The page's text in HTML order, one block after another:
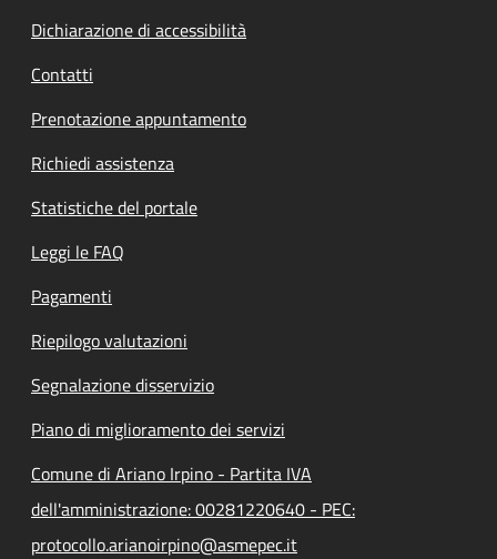
Dichiarazione di accessibilità
Contatti
Prenotazione appuntamento
Richiedi assistenza
Statistiche del portale
Leggi le FAQ
Pagamenti
Riepilogo valutazioni
Segnalazione disservizio
Piano di miglioramento dei servizi
Comune di Ariano Irpino - Partita IVA
dell'amministrazione: 00281220640 - PEC:
protocollo.arianoirpino@asmepec.it